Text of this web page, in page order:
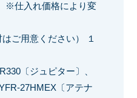
※仕入れ価格により変
ご用意ください） １
〔ジュピター〕、
27HMEX〔アテナ